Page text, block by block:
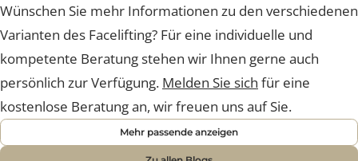
Weitere Informationen & kostenlose Beratung
Wünschen Sie mehr Informationen zu den
Varianten des Facelifting? Für eine individuelle und
kompetente Beratung stehen wir Ihnen gerne auch
persönlich zur Verfügung.Melden Sie sichfür eine